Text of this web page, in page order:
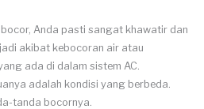
Anda pasti sangat khawatir dan
akibat kebocoran air atau
ada di dalam sistem AC.
adalah kondisi yang berbeda.
tanda bocornya.